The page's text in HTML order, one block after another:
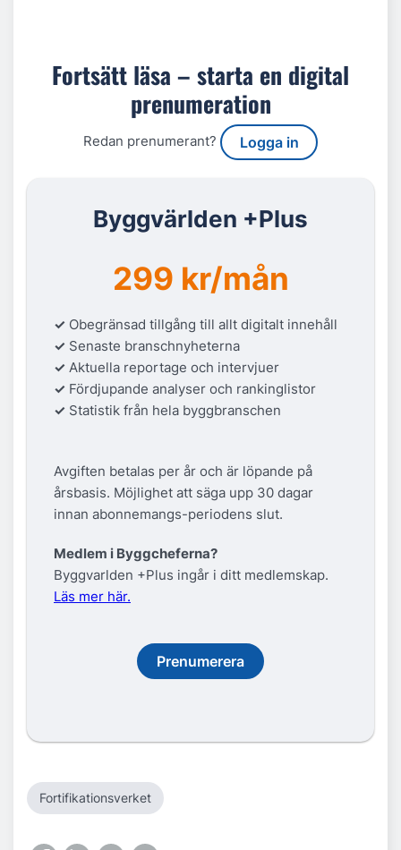
Fortsätt läsa – starta en digital
prenumeration
Redan prenumerant? Logga in
Byggvärlden +Plus
299 kr/mån
✓ Obegränsad tillgång till allt digitalt innehåll
✓ Senaste branschnyheterna
✓ Aktuella reportage och intervjuer
✓ Fördjupande analyser och rankinglistor
✓ Statistik från hela byggbranschen
Avgiften betalas per år och är löpande på
årsbasis. Möjlighet att säga upp 30 dagar
innan abonnemangs-periodens slut.
Medlem i Byggcheferna?
Byggvarlden +Plus ingår i ditt medlemskap.
Läs mer här.
Prenumerera
Fortifikationsverket